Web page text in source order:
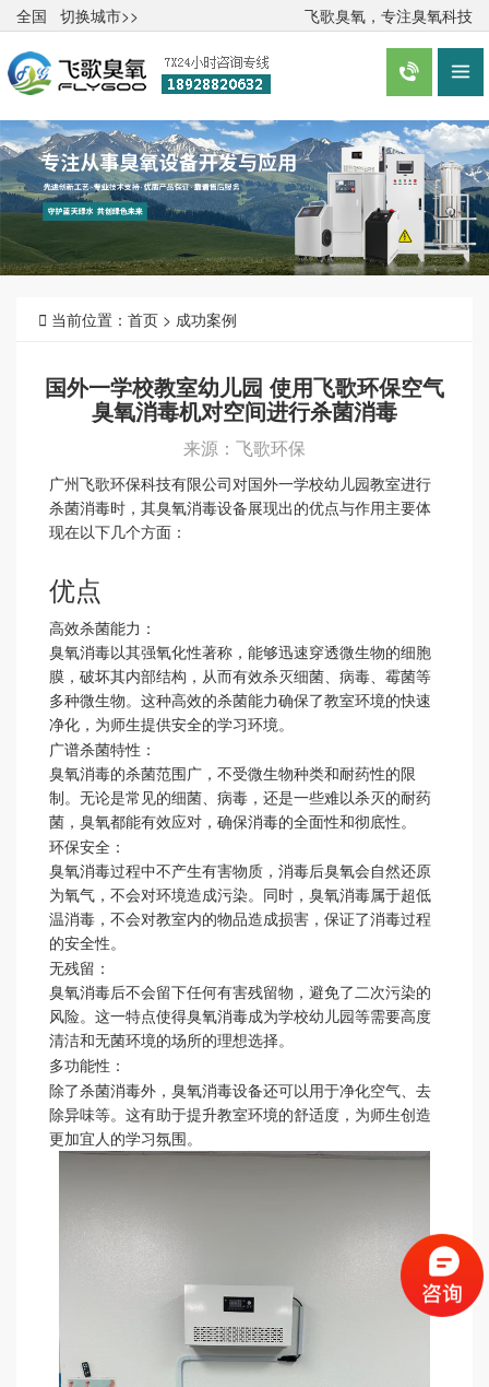
全国 切换城市>> 飞歌臭氧，专注臭氧科技
 
 当前位置： 首页 > 成功案例
国外一学校教室幼儿园 使用飞歌环保空气
臭氧消毒机对空间进行杀菌消毒
来源： 飞歌环保
广州飞歌环保科技有限公司对国外一学校幼儿园教室进行
杀菌消毒时，其臭氧消毒设备展现出的优点与作用主要体
现在以下几个方面：
优点
高效杀菌能力 ：
臭氧消毒以其强氧化性著称，能够迅速穿透微生物的细胞
膜，破坏其内部结构，从而有效杀灭细菌、病毒、霉菌等
多种微生物。这种高效的杀菌能力确保了教室环境的快速
净化，为师生提供安全的学习环境。
广谱杀菌特性 ：
臭氧消毒的杀菌范围广，不受微生物种类和耐药性的限
制。无论是常见的细菌、病毒，还是一些难以杀灭的耐药
菌，臭氧都能有效应对，确保消毒的全面性和彻底性。
环保安全 ：
臭氧消毒过程中不产生有害物质，消毒后臭氧会自然还原
为氧气，不会对环境造成污染。同时，臭氧消毒属于超低
温消毒，不会对教室内的物品造成损害，保证了消毒过程
的安全性。
无残留 ：
臭氧消毒后不会留下任何有害残留物，避免了二次污染的
风险。这一特点使得臭氧消毒成为学校幼儿园等需要高度
清洁和无菌环境的场所的理想选择。
多功能性 ：
除了杀菌消毒外，臭氧消毒设备还可以用于净化空气、去
除异味等。这有助于提升教室环境的舒适度，为师生创造
更加宜人的学习氛围。